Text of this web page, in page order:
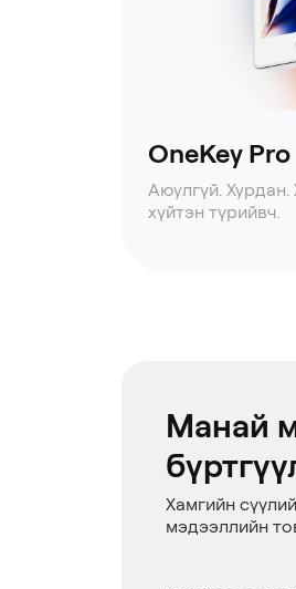
OneKey Pro
Аюулгүй.
хүйтэн түрийвч.
Манай
Хамгийн
мэдээллийн